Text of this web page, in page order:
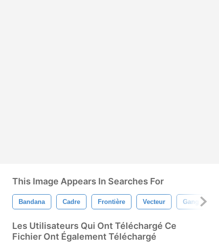
This Image Appears In Searches For
Bandana Cadre Frontière Vecteur Gang
Les Utilisateurs Qui Ont Téléchargé Ce
Fichier Ont Également Téléchargé